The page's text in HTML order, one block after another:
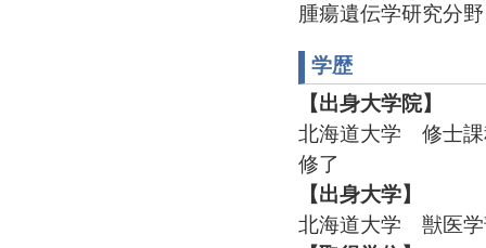
腫瘍遺伝学研究分
学歴
【出身大学院】
北海道大学 修士
修了
【出身大学】
北海道大学 獣医